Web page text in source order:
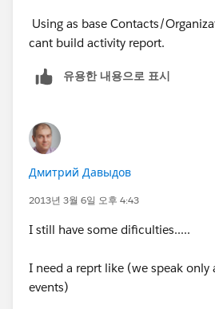
Using as base Contacts/
cant build activity report.
유용한 내용으로 표시
Дмитрий Давыдов
2013년 3월 6일 오후 4:43
I still have some dificulties.....
I need a reprt like (we speak only
events)